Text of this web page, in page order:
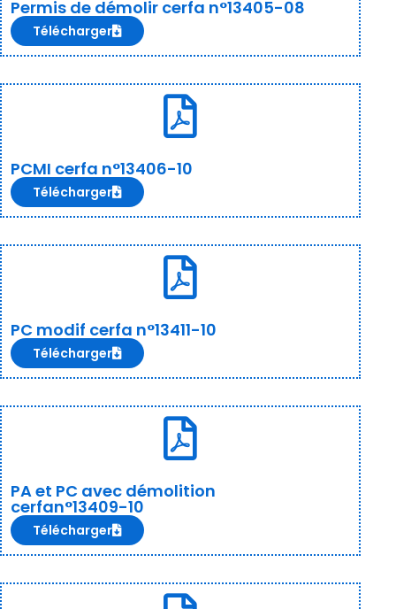
Permis de démolir cerfa n°13405-08
Télécharger
PCMI cerfa n°13406-10
Télécharger
PC modif cerfa n°13411-10
Télécharger
PA et PC avec démolition
cerfan°13409-10
Télécharger